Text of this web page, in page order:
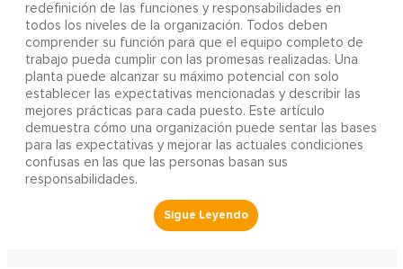
redefinición de las funciones y responsabilidades en
todos los niveles de la organización. Todos deben
comprender su función para que el equipo completo de
trabajo pueda cumplir con las promesas realizadas. Una
planta puede alcanzar su máximo potencial con solo
establecer las expectativas mencionadas y describir las
mejores prácticas para cada puesto. Este artículo
demuestra cómo una organización puede sentar las bases
para las expectativas y mejorar las actuales condiciones
confusas en las que las personas basan sus
responsabilidades.